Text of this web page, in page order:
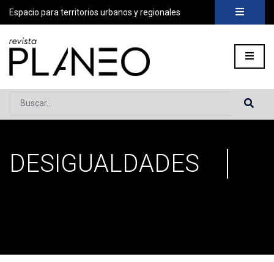
Espacio para territorios urbanos y regionales
Buscar...
Portada»desigualdades
DESIGUALDADES